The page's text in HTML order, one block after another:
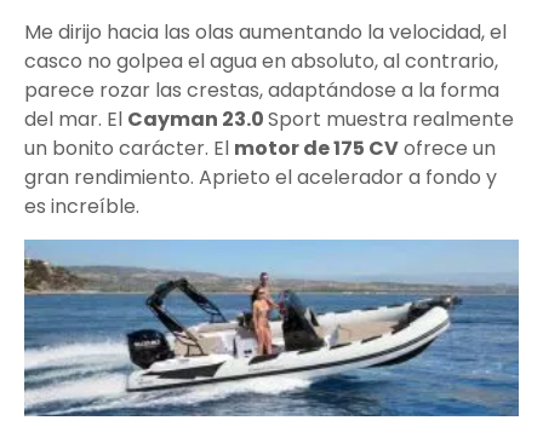
Me dirijo hacia las olas aumentando la velocidad, el
casco no golpea el agua en absoluto, al contrario,
parece rozar las crestas, adaptándose a la forma
del mar. El Cayman 23.0Sport muestra realmente
un bonito carácter. El motor de 175 CVofrece un
gran rendimiento. Aprieto el acelerador a fondo y
es increíble.